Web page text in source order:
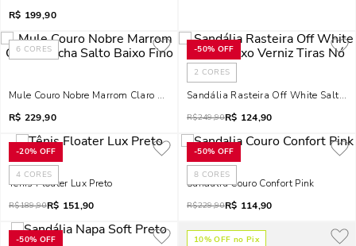
R$ 199,90
6 CORES
Mule Couro Nobre Marrom Claro Mocha Salto Baixo Fino
R$ 229,90
-50% OFF
2 CORES
Sandália Rasteira Off White Salto
R$249,90R$ 124,90
-20% OFF
4 CORES
Tênis Floater Lux Preto
R$189,90R$ 151,90
-50% OFF
8 CORES
Sandalia Couro Confort Pink
R$229,90R$ 114,90
-50% OFF 10% OFF no Pix